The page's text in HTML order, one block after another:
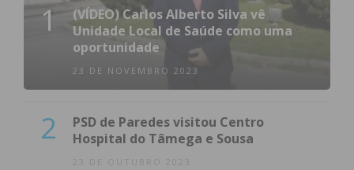
1
(VÍDEO) Carlos Alberto Silva vê
Unidade Local de Saúde como uma
oportunidade
23 DE NOVEMBRO 2023
2
PSD de Paredes visitou Centro
Hospital do Tâmega e Sousa
23 DE OUTUBRO 2023